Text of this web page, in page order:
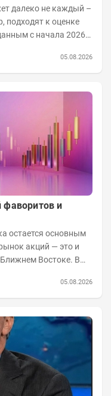
далеко не каждый –
подходят к оценке
05.08.2026
и
акций — это и
Востоке. В
05.08.2026